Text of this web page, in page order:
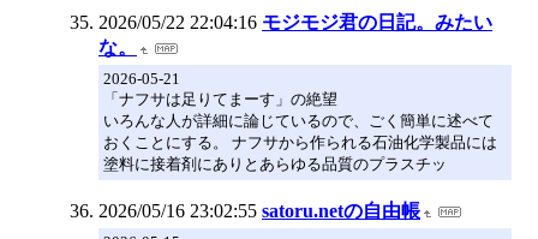
2026/05/22 22:04:16 モジモジ君の日記。みたい
な。
2026-05-21
「ナフサは足りてまーす」の絶望
いろんな人が詳細に論じているので、ごく簡単に述べて
おくことにする。 ナフサから作られる石油化学製品には
塗料に接着剤にありとあらゆる品質のプラスチッ
2026/05/16 23:02:55 satoru.netの自由帳